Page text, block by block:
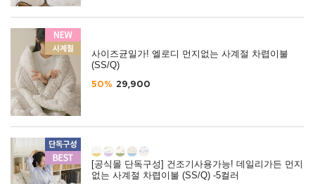
사이즈균일가! 엘로디 먼지없는 사계절 차렵이불
(SS/Q)
50% 29,900
[공식몰 단독구성] 건조기사용가능! 데일리가든 먼지
없는 사계절 차렵이불 (SS/Q) -5컬러